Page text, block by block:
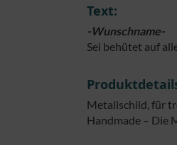
Text:
-Wunschname-
Sei behütet auf
Metallschild, für
Handmade – Die